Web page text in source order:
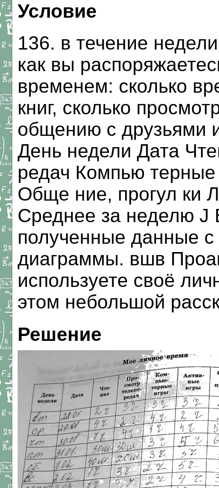
Условие
136. в течение
как вы
временем: сколько
книг, сколько
общению с друзьями
День недели Дата
редач Компью
Обще ние, прогул ки
Среднее за неделю J
полученные данные
диаграммы. вшв
используете своё
этом небольшой
Решение